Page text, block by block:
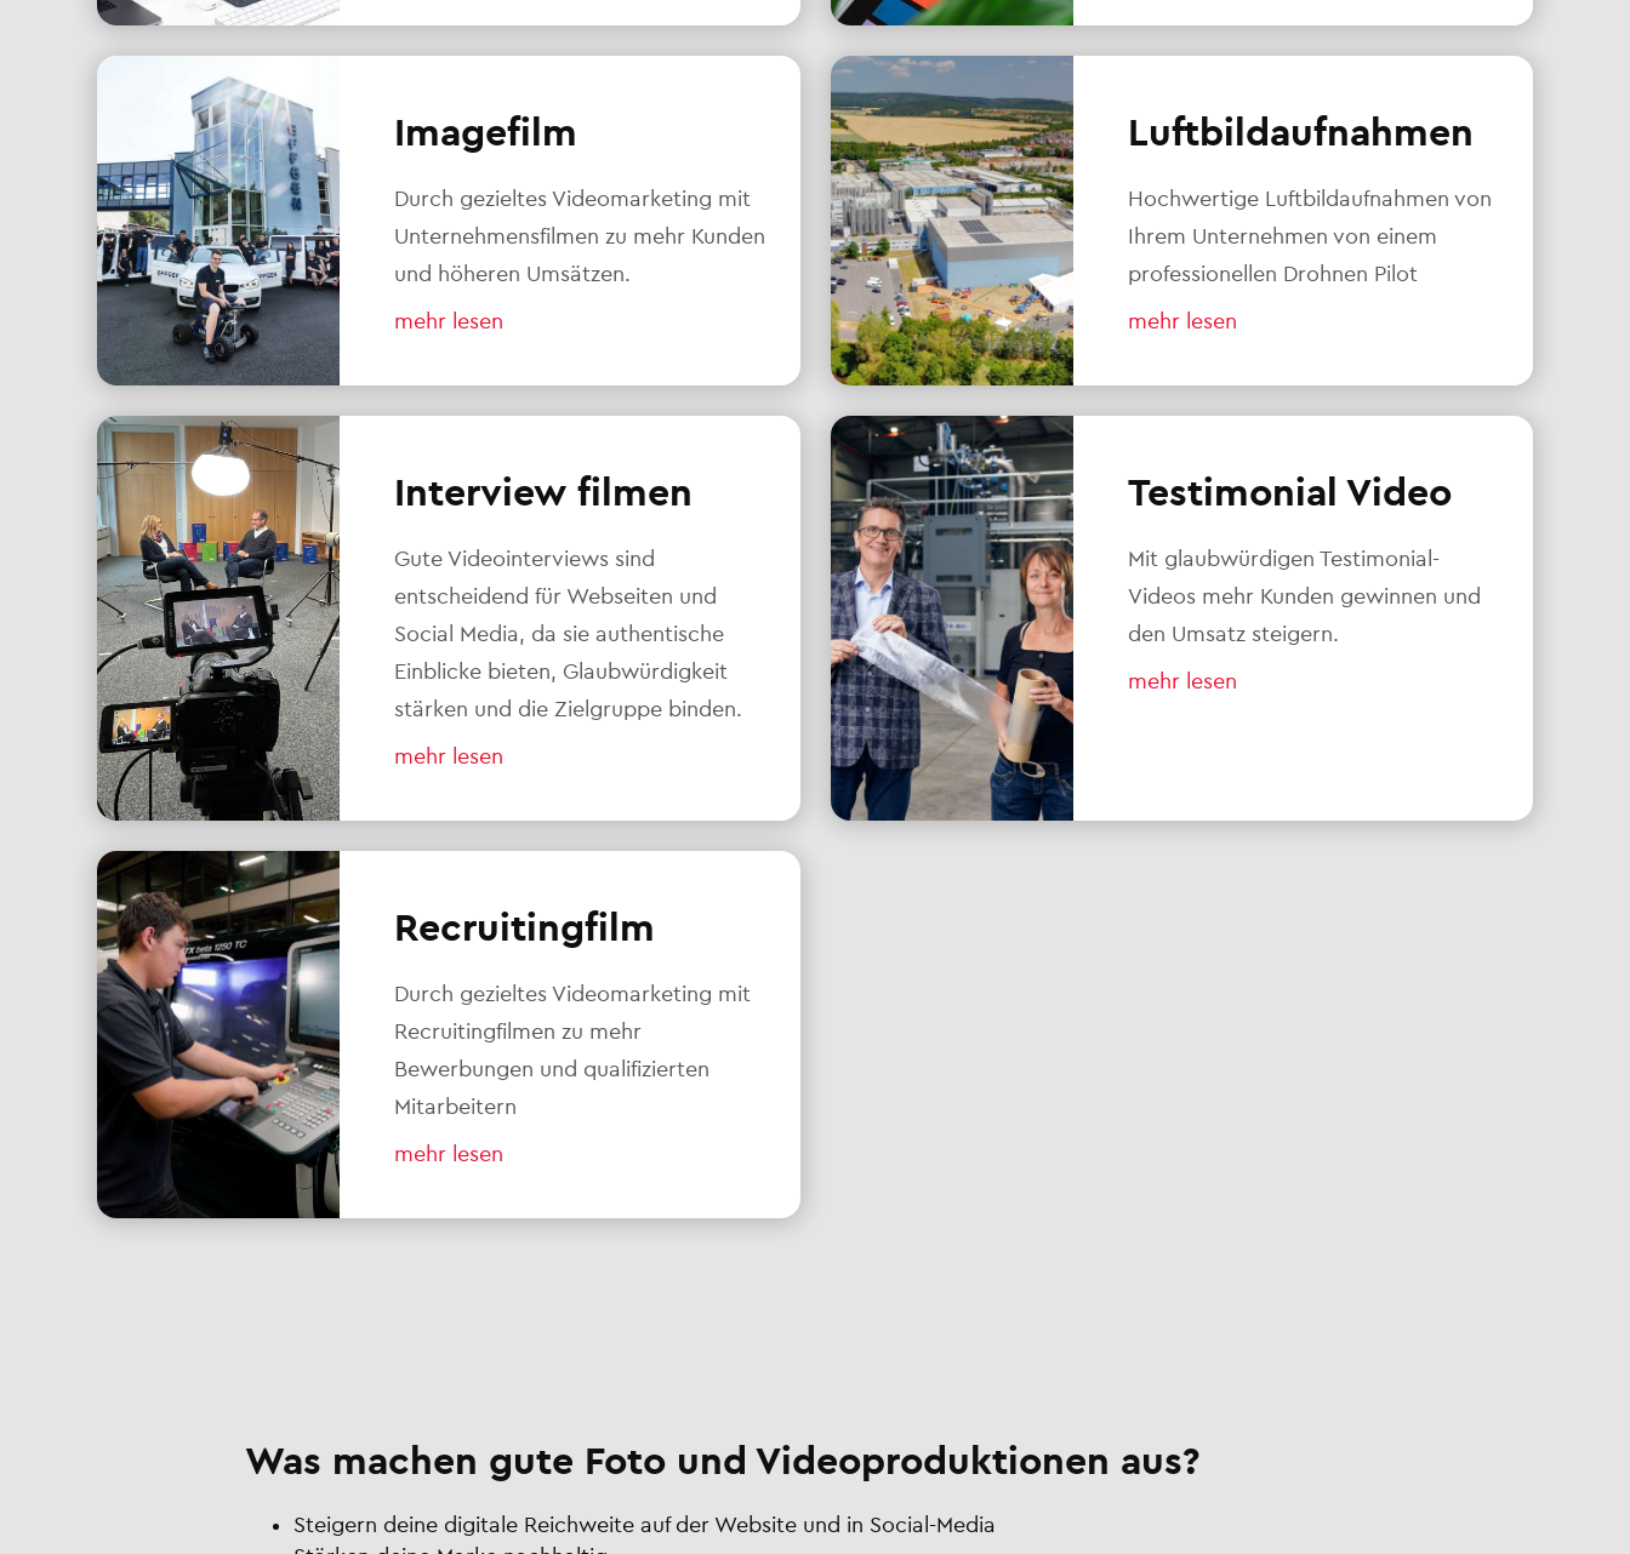
Imagefilm
Durch gezieltes Videomarketing mit
Unternehmensfilmen zu mehr Kunden
und höheren Umsätzen.
mehr lesen
Luftbildaufnahmen
Hochwertige Luftbildaufnahmen von
Ihrem Unternehmen von einem
professionellen Drohnen Pilot
mehr lesen
Interview filmen
Gute Videointerviews sind
entscheidend für Webseiten und
Social Media, da sie authentische
Einblicke bieten, Glaubwürdigkeit
stärken und die Zielgruppe binden.
mehr lesen
Testimonial Video
Mit glaubwürdigen Testimonial-
Videos mehr Kunden gewinnen und
den Umsatz steigern.
mehr lesen
Recruitingfilm
Durch gezieltes Videomarketing mit
Recruitingfilmen zu mehr
Bewerbungen und qualifizierten
Mitarbeitern
mehr lesen
Was machen gute Foto und Videoproduktionen aus?
Steigern deine digitale Reichweite auf der Website und in Social-Media